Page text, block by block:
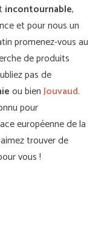
incontournable,
et pour nous un
promenez-vous au
de produits
pas de
ou bienJouvaud.
pour
européenne de la
trouver de
vous !